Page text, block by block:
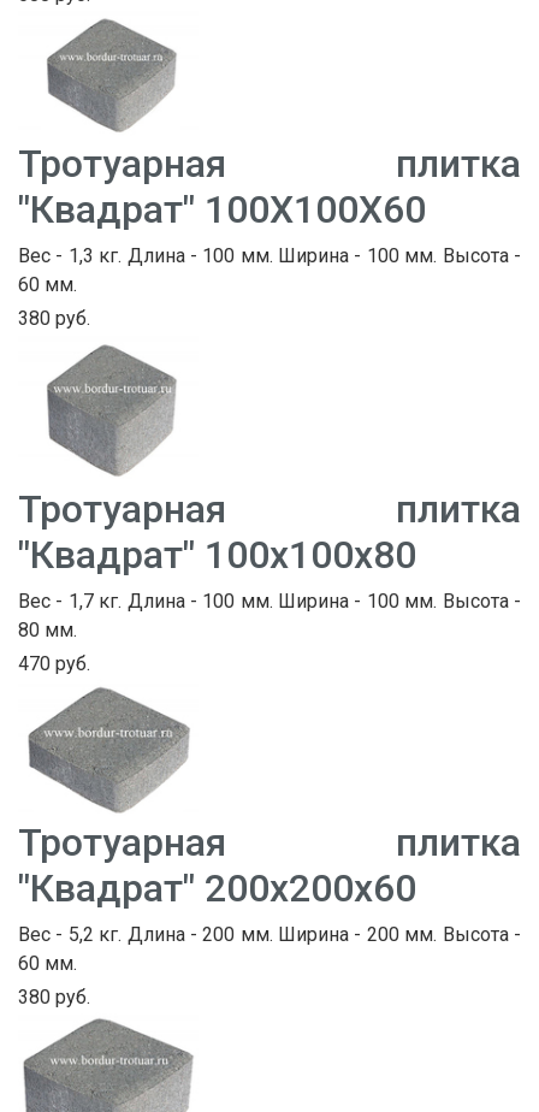
Тротуарная плитка
"Квадрат" 100Х100Х60
Вес - 1,3 кг. Длина - 100 мм. Ширина - 100 мм. Высота -
60 мм.
380 руб.
Тротуарная плитка
"Квадрат" 100х100х80
Вес - 1,7 кг. Длина - 100 мм. Ширина - 100 мм. Высота -
80 мм.
470 руб.
Тротуарная плитка
"Квадрат" 200х200х60
Вес - 5,2 кг. Длина - 200 мм. Ширина - 200 мм. Высота -
60 мм.
380 руб.